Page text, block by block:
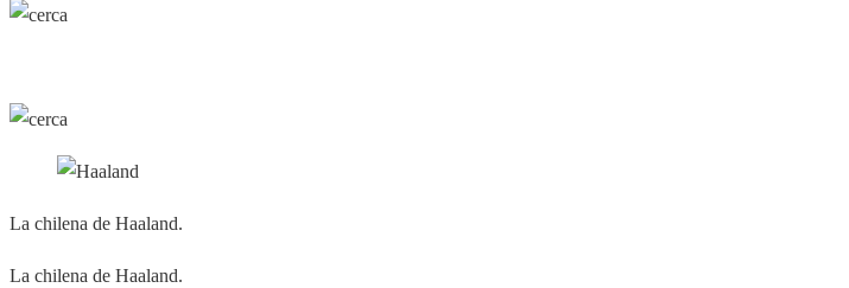
La chilena de Haaland.
La chilena de Haaland.